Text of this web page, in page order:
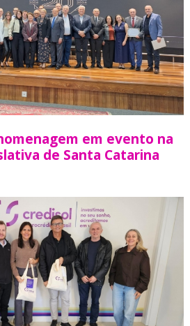
em evento na
de Santa Catarina